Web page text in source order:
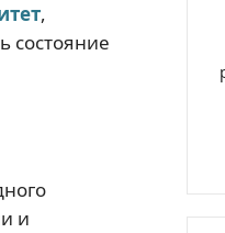
,
состояние
и